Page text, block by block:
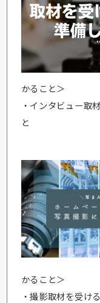
かること＞
・インタビュー取
と
かること＞
・撮影取材を受け